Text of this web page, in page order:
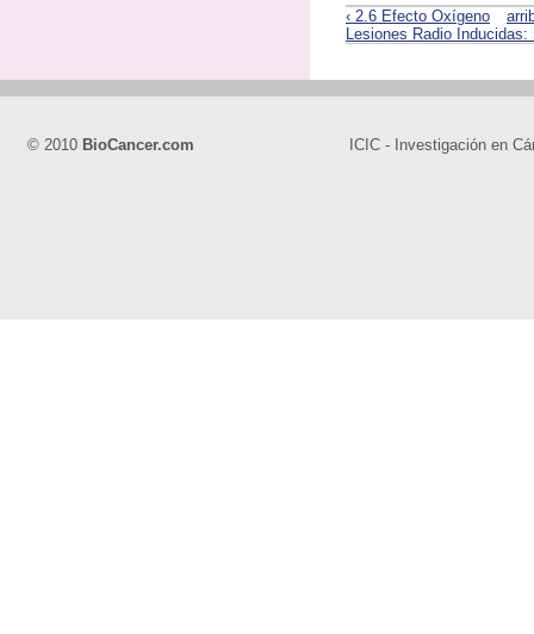
‹ 2.6 Efecto Oxígeno
Lesiones Radio Inducidas:
© 2010 BioCancer.com ICIC - Investigación en